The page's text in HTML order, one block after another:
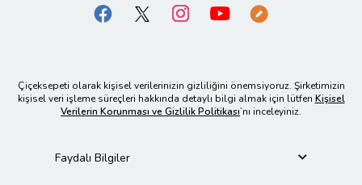
Çiçeksepeti olarak kişisel verilerinizin gizliliğini önemsiyoruz. Şirketimizin
kişisel veri işleme süreçleri hakkında detaylı bilgi almak için lütfen Kişisel
Verilerin Korunması ve Gizlilik Politikası’nı inceleyiniz.
Faydalı Bilgiler